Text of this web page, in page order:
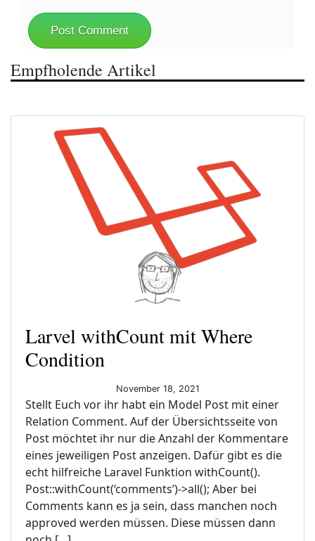
Empfholende Artikel
Larvel withCount mit Where
Condition
November 18, 2021
Stellt Euch vor ihr habt ein Model Post mit einer
Relation Comment. Auf der Übersichtsseite von
Post möchtet ihr nur die Anzahl der Kommentare
eines jeweiligen Post anzeigen. Dafür gibt es die
echt hilfreiche Laravel Funktion withCount().
Post::withCount(‘comments’)->all(); Aber bei
Comments kann es ja sein, dass manchen noch
approved werden müssen. Diese müssen dann